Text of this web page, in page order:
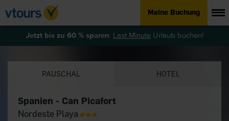
Meine Buchung
Jetzt bis zu 60 % sparen: Last MinuteUrlaub buchen!
PAUSCHAL HOTEL
Spanien - Can Picafort
Nordeste Playa